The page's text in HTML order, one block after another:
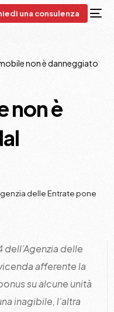
una consulenza
non è danneggiato
non è
delle Entrate pone
delle
afferente la
su alcune unità
inagibile, l’altra